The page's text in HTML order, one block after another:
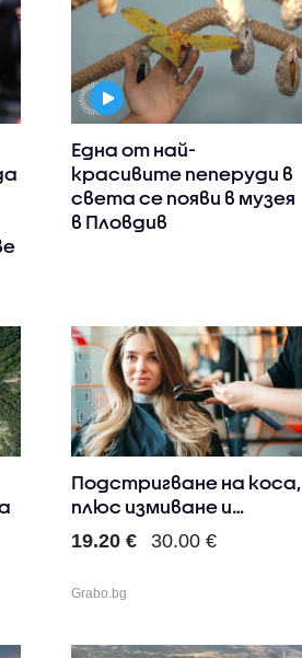
Една от най-
красивите пеперуди в
света се появи в музея
в Пловдив
Подстригване на коса,
плюс измиване и
профес..
19.20 € 30.00 €
Grabo.bg